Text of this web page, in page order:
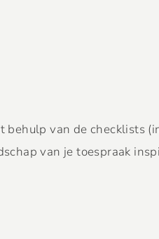
van de checklists
van je toespraak